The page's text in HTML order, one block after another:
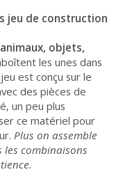
jeu de construction
objets,
les unes dans
est conçu sur le
des pièces de
un peu plus
ce matériel pour
Plus on assemble
les combinaisons